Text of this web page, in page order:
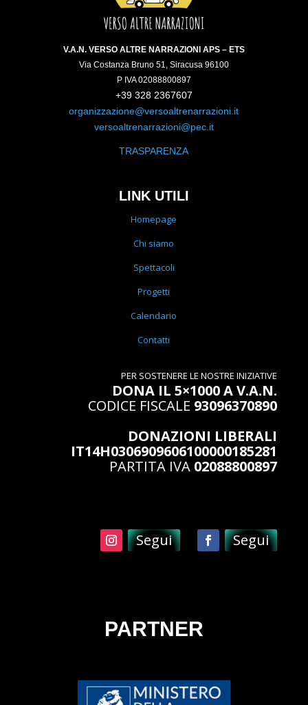
V.A.N. VERSO ALTRE NARRAZIONI APS – ETS
Via Costanza Bruno 51, Siracusa 96100
P IVA 02088800897
+39 328 2367607
organizzazione@versoaltrenarrazioni.it
versoaltrenarrazioni@pec.it
TRASPARENZA
LINK UTILI
Homepage
Chi siamo
Spettacoli
Progetti
Calendario
Contatti
PER SOSTENERE LE NOSTRE INIZIATIVE
DONA IL 5×1000 A V.A.N.
CODICE FISCALE 93096370890
DONAZIONI LIBERALI
IT14H0306909606100000185281
PARTITA IVA 02088800897
Segui Segui
PARTNER